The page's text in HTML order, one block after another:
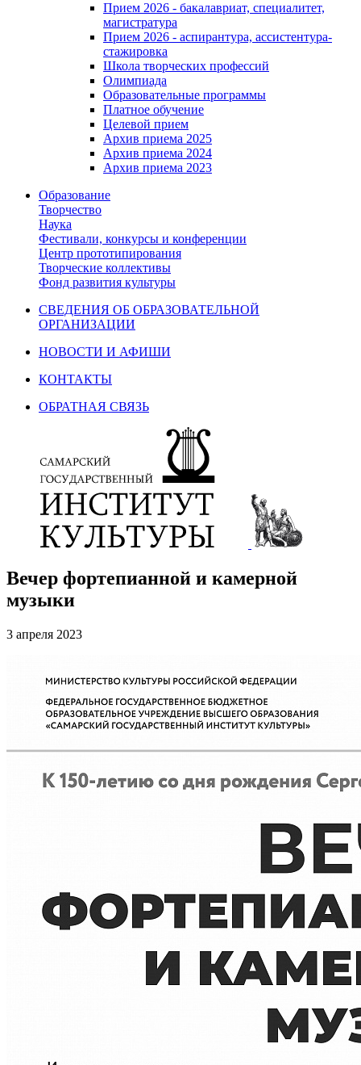
Прием 2026 - бакалавриат, специалитет,
магистратура
Прием 2026 - аспирантура, ассистентура-
стажировка
Школа творческих профессий
Олимпиада
Образовательные программы
Платное обучение
Целевой прием
Архив приема 2025
Архив приема 2024
Архив приема 2023
Образование
Творчество
Наука
Фестивали, конкурсы и конференции
Центр прототипирования
Творческие коллективы
Фонд развития культуры
СВЕДЕНИЯ ОБ ОБРАЗОВАТЕЛЬНОЙ
ОРГАНИЗАЦИИ
НОВОСТИ И АФИШИ
КОНТАКТЫ
ОБРАТНАЯ СВЯЗЬ
Вечер фортепианной и камерной
музыки
3 апреля 2023